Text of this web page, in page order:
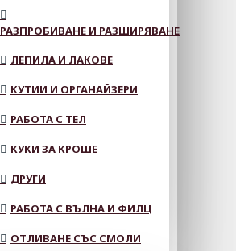
РАЗПРОБИВАНЕ И РАЗШИРЯВАНЕ
ЛЕПИЛА И ЛАКОВЕ
КУТИИ И ОРГАНАЙЗЕРИ
РАБОТА С ТЕЛ
КУКИ ЗА КРОШЕ
ДРУГИ
РАБОТА С ВЪЛНА И ФИЛЦ
ОТЛИВАНЕ СЪС СМОЛИ